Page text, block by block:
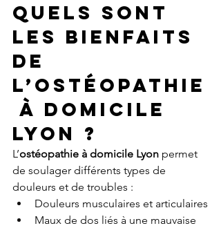
Quels sont
les bienfaits
de
l’ostéopathie
à domicile
Lyon ?
L’ostéopathie à domicile Lyon permet
de soulager différents types de
douleurs et de troubles :
Douleurs musculaires et articulaires
Maux de dos liés à une mauvaise